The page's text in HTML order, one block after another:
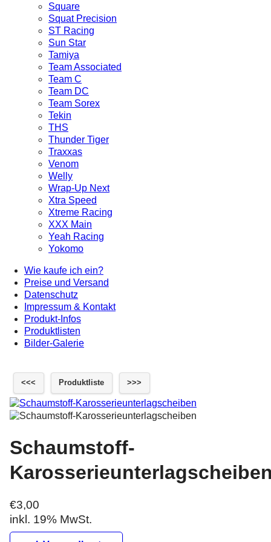
Square
Squat Precision
ST Racing
Sun Star
Tamiya
Team Associated
Team C
Team DC
Team Sorex
Tekin
THS
Thunder Tiger
Traxxas
Venom
Welly
Wrap-Up Next
Xtra Speed
Xtreme Racing
XXX Main
Yeah Racing
Yokomo
Wie kaufe ich ein?
Preise und Versand
Datenschutz
Impressum & Kontakt
Produkt-Infos
Produktlisten
Bilder-Galerie
<<< Produktliste >>>
Schaumstoff-
€3,00
inkl. 19% MwSt.